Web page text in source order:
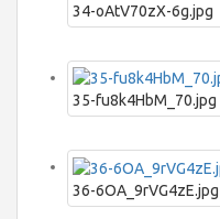
34-oAtV70zX-6g.jpg
35-fu8k4HbM_70.jpg
36-6OA_9rVG4zE.jpg